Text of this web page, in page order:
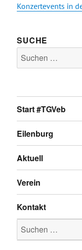
Konzertevents in
SUCHE
Suche
nach:
Start #TGVeb
Eilenburg
Aktuell
Verein
Kontakt
Suche
nach: